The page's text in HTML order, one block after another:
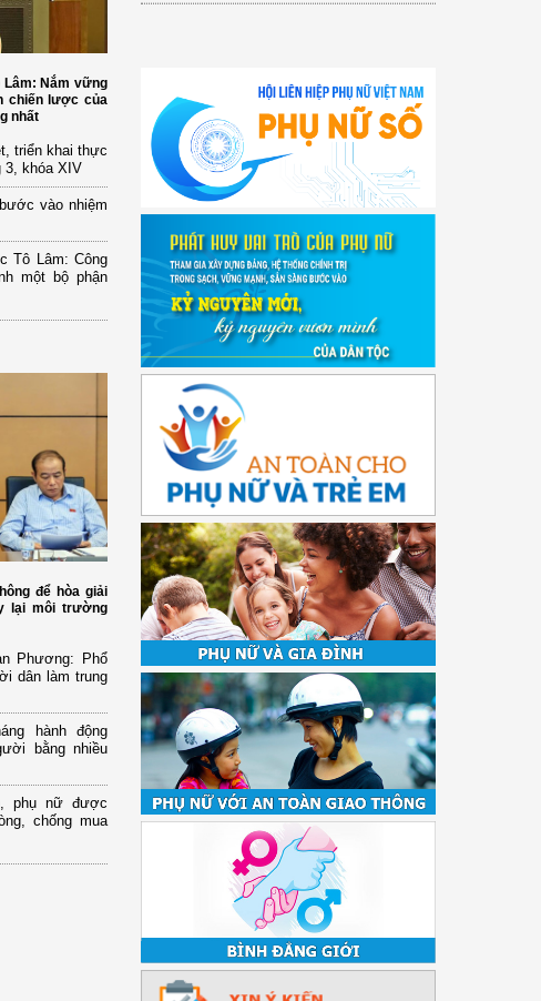
Nắm vững
chiến lược của
nhất
triển khai thực
3, khóa XIV
vào nhiệm
Tô Lâm: Công
một bộ phận
để hòa giải
lại môi trường
Phương: Phổ
dân làm trung
hành động
bằng nhiều
phụ nữ được
chống mua